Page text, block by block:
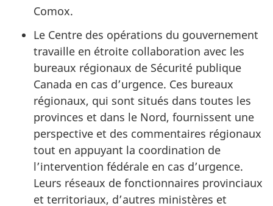
Comox.
Le Centre des opérations du gouvernement
travaille en étroite collaboration avec les
bureaux régionaux de Sécurité publique
Canada en cas d’urgence. Ces bureaux
régionaux, qui sont situés dans toutes les
provinces et dans le Nord, fournissent une
perspective et des commentaires régionaux
tout en appuyant la coordination de
l’intervention fédérale en cas d’urgence.
Leurs réseaux de fonctionnaires provinciaux
et territoriaux, d’autres ministères et